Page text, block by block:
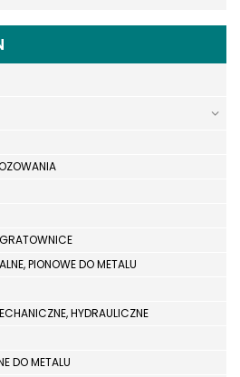
PIONOWE DO METALU
HYDRAULICZNE
DO METALU